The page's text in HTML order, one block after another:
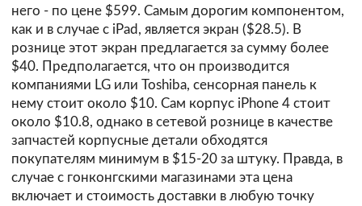
него - по цене $599. Самым дорогим компонентом,
как и в случае с iPad, является экран ($28.5). В
рознице этот экран предлагается за сумму более
$40. Предполагается, что он производится
компаниями LG или Toshiba, сенсорная панель к
нему стоит около $10. Сам корпус iPhone 4 стоит
около $10.8, однако в сетевой рознице в качестве
запчастей корпусные детали обходятся
покупателям минимум в $15-20 за штуку. Правда, в
случае с гонконгскими магазинами эта цена
включает и стоимость доставки в любую точку